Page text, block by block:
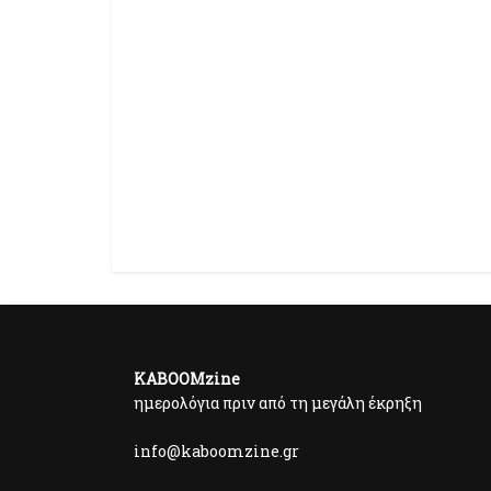
KABOOMzine
ημερολόγια πριν από τη μεγάλη έκρηξη
info@kaboomzine.gr